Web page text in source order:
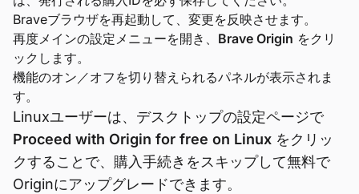
Braveブラウザを再起動して、変更を反映させます。
再度メインの設定メニューを開き、 Brave Origin をクリ
ックします。
機能のオン／オフを切り替えられるパネルが表示されま
す。
Linuxユーザーは、デスクトップの設定ページで
Proceed with Origin for free on Linux をクリッ
クすることで、購入手続きをスキップして無料で
Originにアップグレードできます。